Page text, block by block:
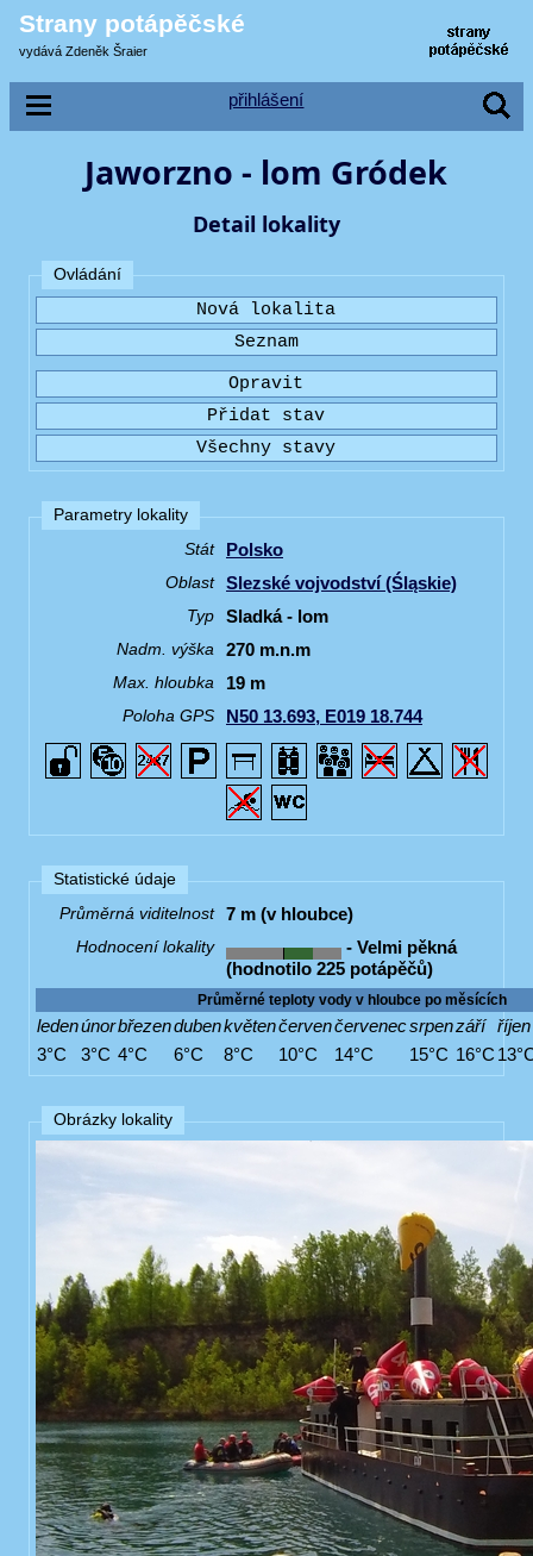
Strany potápěčské
vydává Zdeněk Šraier
přihlášení
Jaworzno - lom Gródek
Detail lokality
Ovládání
Parametry lokality
Stát
Polsko
Oblast Slezské vojvodství (Śląskie)
Typ Sladká - lom
Nadm. výška 270 m.n.m
Max. hloubka 19 m
Poloha GPS N50 13.693, E019 18.744
Statistické údaje
Průměrná viditelnost
7 m (v hloubce)
Hodnocení lokality
- Velmi pěkná
(hodnotilo 225 potápěčů)
Průměrné teploty vody v hloubce po měsících
ledenúnorbřezendubenkvětenčervenčervenecsrpenzáří říjen
3°C
3°C 4°C 6°C 8°C 10°C 14°C 15°C 16°C
Obrázky lokality